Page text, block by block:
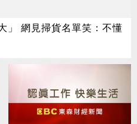
」 網見掃貨名單笑：不懂